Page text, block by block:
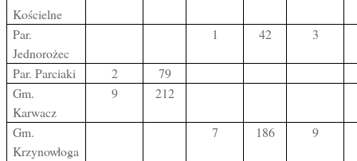
Kościelne
Par.
Jednorożec
1 42 3
Par. Parciaki 2
79
Gm.
Karwacz
9 212
Gm.
Krzynowłoga
7 186 9